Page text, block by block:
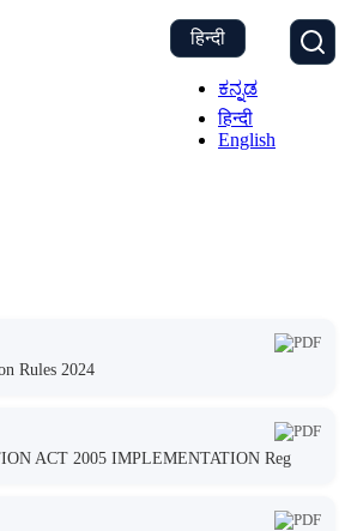
हिन्दी
ಕನ್ನಡ
हिन्दी
English
Rules 2024
ACT 2005 IMPLEMENTATION Reg